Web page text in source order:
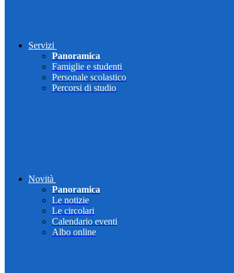
Servizi
Panoramica
Famiglie e studenti
Personale scolastico
Percorsi di studio
Novità
Panoramica
Le notizie
Le circolari
Calendario eventi
Albo online